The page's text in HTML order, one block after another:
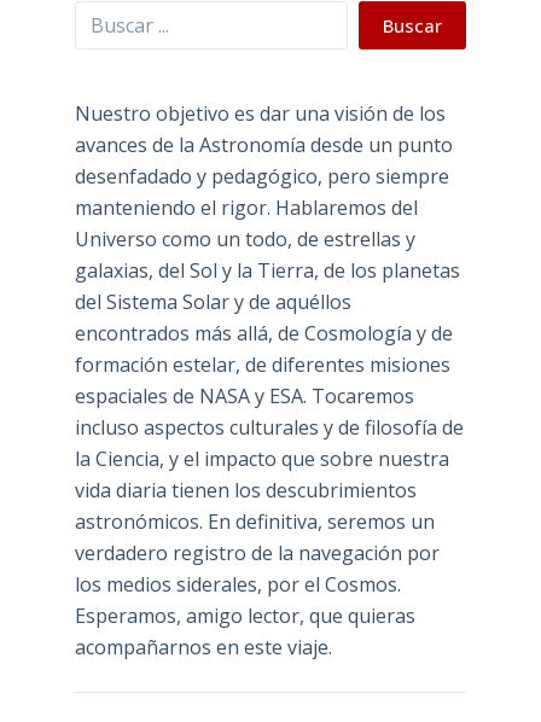
Buscar Buscar
Nuestro objetivo es dar una visión de los
avances de la Astronomía desde un punto
desenfadado y pedagógico, pero siempre
manteniendo el rigor. Hablaremos del
Universo como un todo, de estrellas y
galaxias, del Sol y la Tierra, de los planetas
del Sistema Solar y de aquéllos
encontrados más allá, de Cosmología y de
formación estelar, de diferentes misiones
espaciales de NASA y ESA. Tocaremos
incluso aspectos culturales y de filosofía de
la Ciencia, y el impacto que sobre nuestra
vida diaria tienen los descubrimientos
astronómicos. En definitiva, seremos un
verdadero registro de la navegación por
los medios siderales, por el Cosmos.
Esperamos, amigo lector, que quieras
acompañarnos en este viaje.